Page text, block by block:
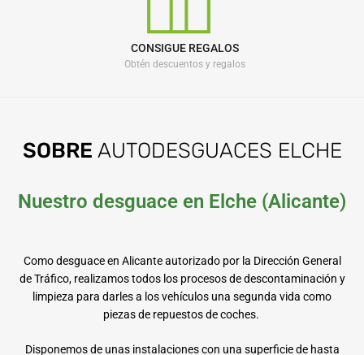
CONSIGUE REGALOS
Obtén descuentos y regalos
SOBRE AUTODESGUACES ELCHE
Nuestro desguace en Elche (Alicante)
Como desguace en Alicante autorizado por la Dirección General
de Tráfico, realizamos todos los procesos de descontaminación y
limpieza para darles a los vehículos una segunda vida como
piezas de repuestos de coches.
Disponemos de unas instalaciones con una superficie de hasta